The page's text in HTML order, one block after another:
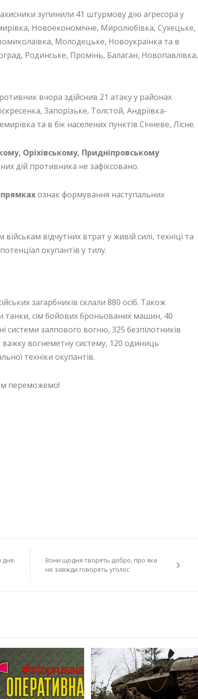
зупинили 41 штурмову дію агресора у
Новоекономічне, Миролюбівка, Сухецьке,
Молодецьке, Новоукраїнка та в
Родинське, Промінь, Балаган, Новопавлівка,
вчора здійснив 21 атаку у районах
Запорізьке, Толстой, Андріївка-
та в бік населених пунктів Січневе, Лісне.
Оріхівському, Придніпровському
дій противника не зафіксовано.
ознак формування наступальних
відчутних втрат у живій силі, техніці та
окупантів у тилу.
загарбників склали 880 осіб. Також
танки, сім бойових броньованих машин, 40
системи залпового вогню, 325 безпілотників
вогнеметну систему, 120 одиниць
техніки окупантів.
переможемо!
дня.
Вони щодня творять добро, про яке
не завжди говорять уголос